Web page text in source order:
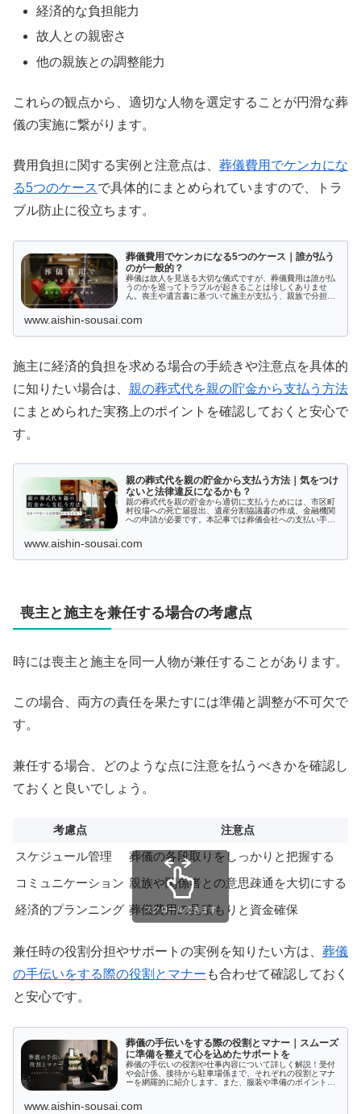
経済的な負担能力
故人との親密さ
他の親族との調整能力
これらの観点から、適切な人物を選定することが円滑な葬
儀の実施に繋がります。
費用負担に関する実例と注意点は、 葬儀費用でケンカにな
る5つのケースで具体的にまとめられていますので、トラ
ブル防止に役立ちます。
葬儀費用でケンカになる5つのケース｜誰が払う
のが一般的？
葬儀は故人を見送る大切な儀式ですが、葬儀費用は誰が払
うのかを巡ってトラブルが起きることは珍しくありませ
ん。喪主や遺言書に基づいて施主が支払う、親族で分担す
す。
www.aishin-sousai.com
施主に経済的負担を求める場合の手続きや注意点を具体的
に知りたい場合は、 親の葬式代を親の貯金から支払う方法
にまとめられた実務上のポイントを確認しておくと安心で
す。
親の葬式代を親の貯金から支払う方法｜気をつけ
ないと法律違反になるかも？
親の葬式代を親の貯金から適切に支払うためには、市区町
村役場への死亡届提出、遺産分割協議書の作成、金融機関
への申請が必要です。本記事では葬儀会社への支払い手続
を分かりやすく説明します。
www.aishin-sousai.com
喪主と施主を兼任する場合の考慮点
時には喪主と施主を同一人物が兼任することがあります。
この場合、両方の責任を果たすには準備と調整が不可欠で
す。
兼任する場合、どのような点に注意を払うべきかを確認し
ておくと良いでしょう。
考慮点 注意点
スケジュール管理
葬儀の各段取りをしっかりと把握する
コミュニケーション 親族や関係者との意思疎通を大切にする
経済的プランニング 葬儀費用の見積もりと資金確保
スクロールできます
兼任時の役割分担やサポートの実例を知りたい方は、 葬儀
の手伝いをする際の役割とマナー も合わせて確認しておく
と安心です。
葬儀の手伝いをする際の役割とマナー｜スムーズ
に準備を整えて心を込めたサポートを
葬儀の手伝いの役割や仕事内容について詳しく解説！受付
や会計係、接待から駐車場係まで、それぞれの役割とマナ
ーを網羅的に紹介します。また、服装や準備のポイント、
円滑に行えるようにサポートします。
www.aishin-sousai.com